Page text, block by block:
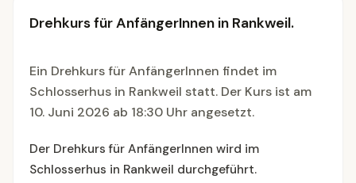
Drehkurs für AnfängerInnen in Rankweil.
Ein Drehkurs für AnfängerInnen findet im
Schlosserhus in Rankweil statt. Der Kurs ist am
10. Juni 2026 ab 18:30 Uhr angesetzt.
Der Drehkurs für AnfängerInnen wird im
Schlosserhus in Rankweil durchgeführt.